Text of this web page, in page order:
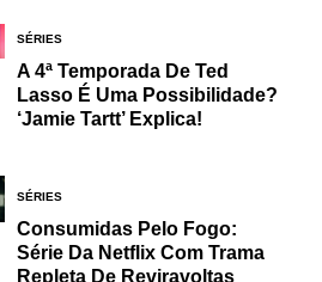
SÉRIES
A 4ª Temporada De Ted
Lasso É Uma Possibilidade?
‘Jamie Tartt’ Explica!
SÉRIES
Consumidas Pelo Fogo:
Série Da Netflix Com Trama
Repleta De Reviravoltas